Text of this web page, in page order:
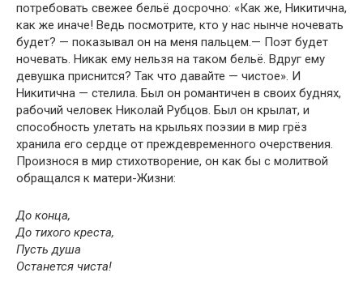
потребовать свежее бельё досрочно: «Как же, Никитична,
как же иначе! Ведь посмотрите, кто у нас нынче ночевать
будет? — показывал он на меня пальцем.— Поэт будет
ночевать. Никак ему нельзя на таком бельё. Вдруг ему
девушка приснится? Так что давайте — чистое». И
Никитична — стелила. Был он романтичен в своих буднях,
рабочий человек Николай Рубцов. Был он крылат, и
способность улетать на крыльях поэзии в мир грёз
хранила его сердце от преждевременного очерствения.
Произнося в мир стихотворение, он как бы с молитвой
обращался к матери-Жизни:
До конца,
До тихого креста,
Пусть душа
Останется чиста!